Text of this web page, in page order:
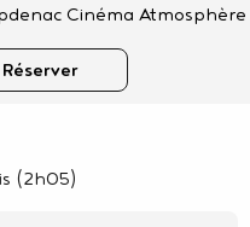
Cinéma Atmosphère
Réserver
(2h05)